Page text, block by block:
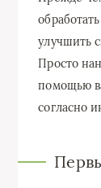
улучшить
Просто
помощью
согласно